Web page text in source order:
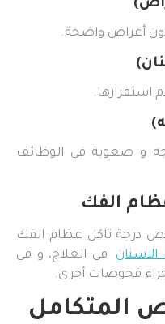
أعراض واضحة.
استقرارها.
و صعوبة في الوظائف
الفك
درجة تآكل عظام الفك
في العلاج، و في
فحوصات أخرى.
المتكامل